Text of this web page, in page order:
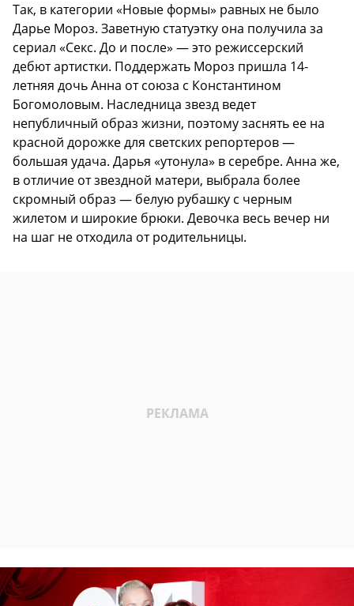
Так, в категории «Новые формы» равных не было
Дарье Мороз. Заветную статуэтку она получила за
сериал «Секс. До и после» — это режиссерский
дебют артистки. Поддержать Мороз пришла 14-
летняя дочь Анна от союза с Константином
Богомоловым. Наследница звезд ведет
непубличный образ жизни, поэтому заснять ее на
красной дорожке для светских репортеров —
большая удача. Дарья «утонула» в серебре. Анна же,
в отличие от звездной матери, выбрала более
скромный образ — белую рубашку с черным
жилетом и широкие брюки. Девочка весь вечер ни
на шаг не отходила от родительницы.